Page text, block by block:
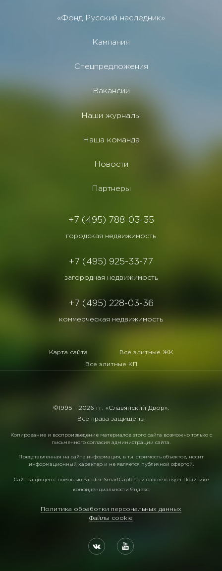
«Фонд Русский наследник»
Кампания
Спецпредложения
Вакансии
Наши журналы
Наша команда
Новости
Партнеры
+7 (495) 788-03-35
городская недвижимость
+7 (495) 925-33-77
загородная недвижимость
+7 (495) 228-03-36
коммерческая недвижимость
Карта сайта Все элитные ЖК
Все элитные КП
©1995 - 2026 гг. «Славянский Двор».
Все права защищены
Копирование и воспроизведение материалов этого сайта возможно только с
письменного согласия администрации сайта.
Представленная на сайте информация, в т.ч. стоимость объектов, носит
информационный характер и не является публичной офертой.
Сайт защищен с помощью Yandex SmartCaptcha и соответствует Политике
конфиденциальности Яндекс.
Политика обработки персональных данных
Файлы cookie